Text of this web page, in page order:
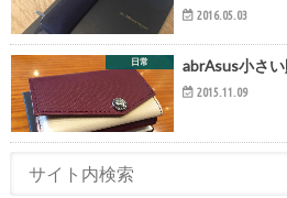
2016.05.03
日常 abrAsus小さ
2015.11.09